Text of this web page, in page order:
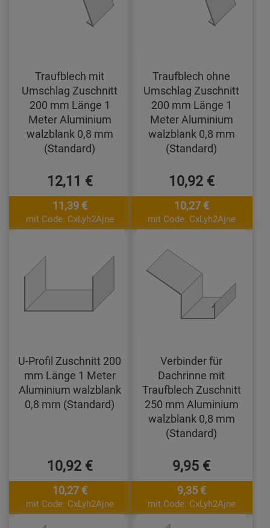
Traufblech mit
Umschlag Zuschnitt
200 mm Länge 1
Meter Aluminium
walzblank 0,8 mm
(Standard)
12,11 €
11,39 €
mit Code: CxLyh2Ajne
Traufblech ohne
Umschlag Zuschnitt
200 mm Länge 1
Meter Aluminium
walzblank 0,8 mm
(Standard)
10,92 €
10,27 €
mit Code: CxLyh2Ajne
U-Profil Zuschnitt 200
mm Länge 1 Meter
Aluminium walzblank
0,8 mm (Standard)
10,92 €
10,27 €
mit Code: CxLyh2Ajne
Verbinder für
Dachrinne mit
Traufblech Zuschnitt
250 mm Aluminium
walzblank 0,8 mm
(Standard)
9,95 €
9,35 €
mit Code: CxLyh2Ajne